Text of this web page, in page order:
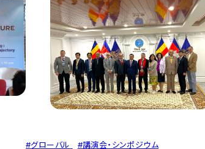
#グローバル #講演会・シンポジウム